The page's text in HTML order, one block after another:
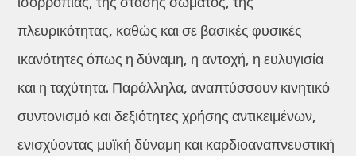
πλευρικότητας, καθώς και σε βασικές φυσικές
ικανότητες όπως η δύναμη, η αντοχή, η ευλυγισία
και η ταχύτητα. Παράλληλα, αναπτύσσουν κινητικό
συντονισμό και δεξιότητες χρήσης αντικειμένων,
ενισχύοντας μυϊκή δύναμη και καρδιοαναπνευστική